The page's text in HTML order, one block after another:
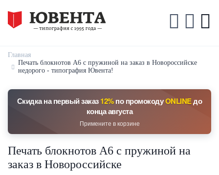
Главная
Печать блокнотов А6 с пружиной на заказ в Новороссийске
недорого - типография Ювента!
Скидка на первый заказ12%по промокодуONLINEдо
конца августа
Примените в корзине
Печать блокнотов А6 с пружиной на
заказ в Новороссийске